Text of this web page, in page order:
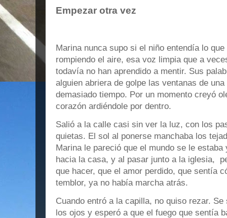
Empezar otra vez
Marina nunca supo si el niño entendía lo
rompiendo el aire, esa voz limpia que a
todavía no han aprendido a mentir. Sus
alguien abriera de golpe las ventanas de
demasiado tiempo. Por un momento creyó
corazón ardiéndole por dentro.
Salió a la calle casi sin ver la luz, con los
quietas. El sol al ponerse manchaba los
Marina le pareció que el mundo se le
hacia la casa, y al pasar junto a la iglesia,
que hacer, que el amor perdido, que sentía
temblor, ya no había marcha atrás.
Cuando entró a la capilla, no quiso rezar.
los ojos y esperó a que el fuego que sentía